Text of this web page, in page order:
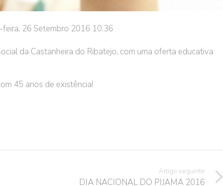
feira, 26 Setembro 2016 10:36
da Castanheira do Ribatejo, com uma oferta educativa
45 anos de existência!
Artigo seguinte
DIA NACIONAL DO PIJAMA 2016